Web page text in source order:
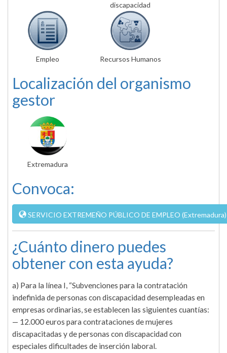
discapacidad
Empleo Recursos Humanos
Localización del organismo
gestor
Extremadura
Convoca:
SERVICIO EXTREMEÑO PÚBLICO DE EMPLEO (Extremadura)
¿Cuánto dinero puedes
obtener con esta ayuda?
a) Para la línea I, “Subvenciones para la contratación
indefinida de personas con discapacidad desempleadas en
empresas ordinarias, se establecen las siguientes cuantías:
— 12.000 euros para contrataciones de mujeres
discapacitadas y de personas con discapacidad con
especiales dificultades de inserción laboral.